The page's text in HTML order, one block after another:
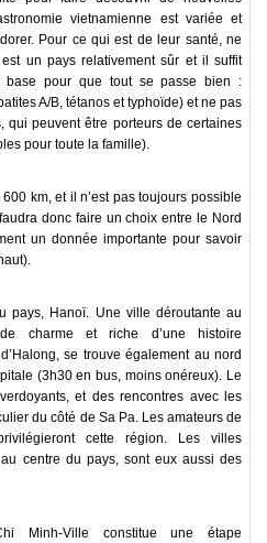
vietnamienne est variée et
Pour ce qui est de leur santé, ne
un pays relativement sûr et il suffit
base pour que tout se passe bien :
A/B, tétanos et typhoïde) et ne pas
qui peuvent être porteurs de certaines
pour toute la famille).
km, et il n’est pas toujours possible
donc faire un choix entre le Nord
un donnée importante pour savoir
pays, Hanoï. Une ville déroutante au
charme et riche d’une histoire
se trouve également au nord
(3h30 en bus, moins onéreux). Le
et des rencontres avec les
du côté de Sa Pa. Les amateurs de
cette région. Les villes
centre du pays, sont eux aussi des
Minh-Ville constitue une étape